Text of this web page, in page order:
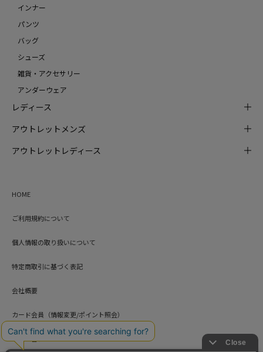
インナー
パンツ
バッグ
シューズ
雑貨・アクセサリー
アンダーウェア
レディース
アウトレットメンズ
アウトレットレディース
HOME
ご利用規約について
個人情報の取り扱いについて
特定商取引に基づく表記
会社概要
カード会員（情報変更/ポイント照会）